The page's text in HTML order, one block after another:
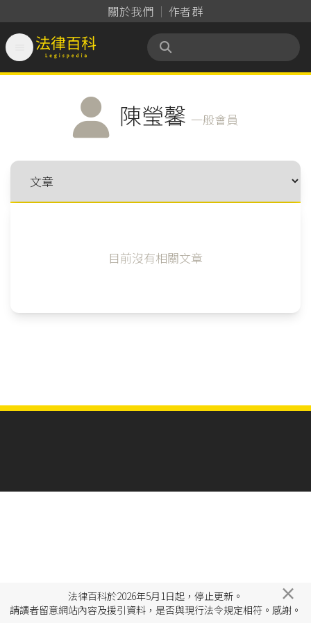
關於我們 作者群
法律百科 Legispedia
陳瑩馨 一般會員
目前沒有相關文章
法律百科於2026年5月1日起，停止更新。
請讀者留意網站內容及援引資料，是否與現行法令規定相符。感謝。
×